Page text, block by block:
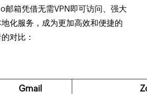
邮箱凭借无需VPN即可访问、强大
化服务，成为更加高效和便捷的
对比：
Gmail